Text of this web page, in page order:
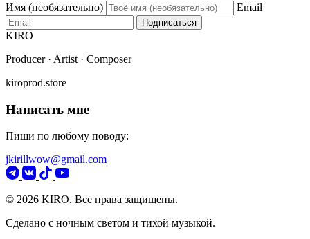
Имя (необязательно) Email
Подписаться
KIRO
Producer · Artist · Composer
kiroprod.store
Написать мне
Пиши по любому поводу:
jkirillwow@gmail.com
© 2026 KIRO. Все права защищены.
Сделано с ночным светом и тихой музыкой.